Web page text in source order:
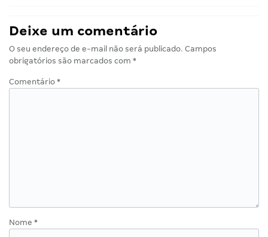
Deixe um comentário
O seu endereço de e-mail não será publicado. Campos
obrigatórios são marcados com *
Comentário *
Nome *